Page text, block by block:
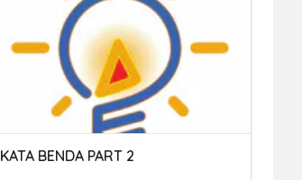
KATA BENDA PART 2